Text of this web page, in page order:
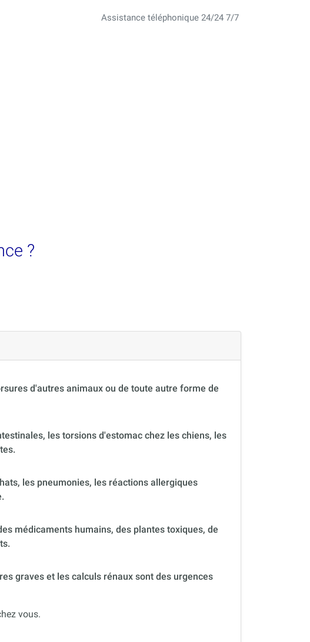
Assistance téléphonique 24/24 7/7
?
d'autres animaux ou de toute autre forme de
les torsions d'estomac chez les chiens, les
les pneumonies, les réactions allergiques
médicaments humains, des plantes toxiques, de
graves et les calculs rénaux sont des urgences
vous.